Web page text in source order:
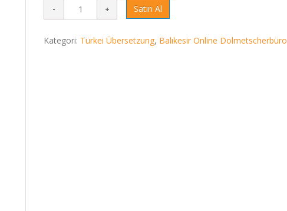
Satın Al
Kategori: Türkei Übersetzung, Balıkesir Online Dolmetscherbüro